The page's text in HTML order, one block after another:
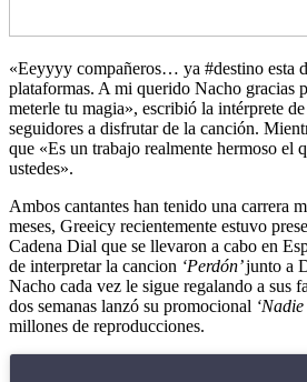
«Eeyyyy compañeros… ya #destino esta
plataformas. A mi querido Nacho gracias
meterle tu magia», escribió la intérprete
seguidores a disfrutar de la canción.
que «Es un trabajo realmente hermoso el
ustedes».
Ambos cantantes han tenido una carrera
meses, Greeicy recientemente estuvo
Cadena Dial que se llevaron a cabo en
de interpretar la cancion ‘Perdón’junto a
Nacho cada vez le sigue regalando a sus
dos semanas lanzó su promocional ‘Nadie
millones de reproducciones.